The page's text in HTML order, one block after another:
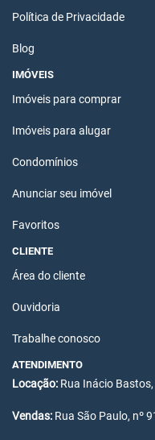
Política de Privacidade
Blog
IMÓVEIS
Imóveis para comprar
Imóveis para alugar
Condomínios
Anunciar seu imóvel
Favoritos
CLIENTE
Área do cliente
Ouvidoria
Trabalhe conosco
ATENDIMENTO
Locação: Rua Inácio
Vendas: Rua São Paulo, nº